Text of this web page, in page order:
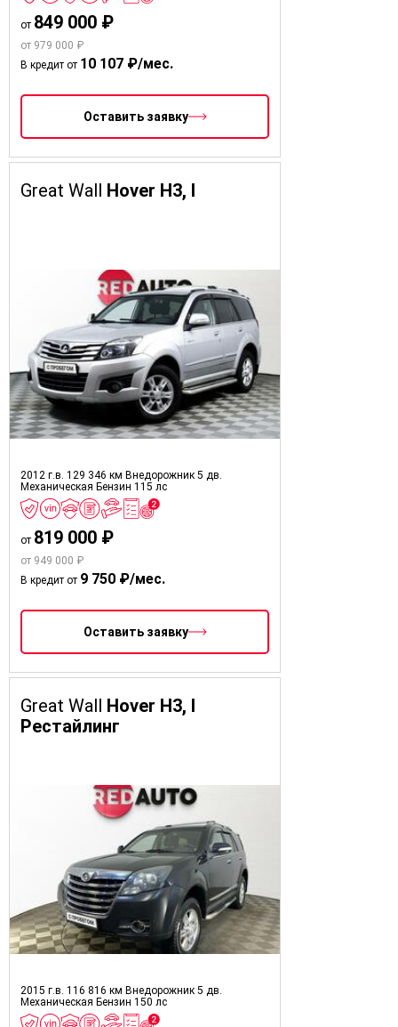
от 849 000 ₽
от 979 000 ₽
В кредит от 10 107 ₽/мес.
Оставить заявку
Great Wall Hover H3, I
2012 г.в. 129 346 км Внедорожник 5 дв.
Механическая Бензин 115 лс
от 819 000 ₽
от 949 000 ₽
В кредит от 9 750 ₽/мес.
Оставить заявку
Great Wall
Hover H3, I
Рестайлинг
2015 г.в. 116 816 км Внедорожник 5 дв.
Механическая Бензин 150 лс